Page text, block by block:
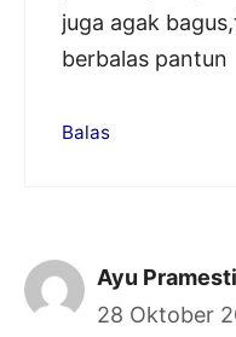
juga agak
berbalas pantun
Balas
Ayu Pramesti
28 Oktober